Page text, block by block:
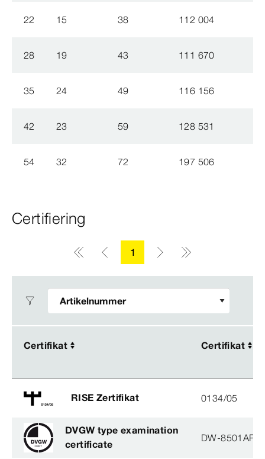
22 15 38 112 004
28 19 43 111 670
35 24 49 116 156
42 23 59 128 531
54 32 72 197 506
Certifiering
1
Certifikat Certifikat
Certifikat Certifikat
RISE Zertifikat 0134/05
DVGW type examination
certificate
DW-